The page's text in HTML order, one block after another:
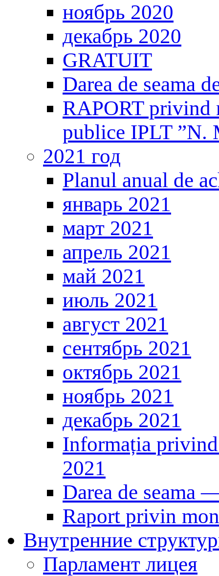
ноябрь 2020
декабрь 2020
GRATUIT
Darea de seama
RAPORT privind
publice IPLT ”N.
2021 год
Planul anual de
январь 2021
март 2021
апрель 2021
май 2021
июль 2021
август 2021
сентябрь 2021
октябрь 2021
ноябрь 2021
декабрь 2021
Informația
2021
Darea de seama
Raport privin
Внутренние
Парламент лицея